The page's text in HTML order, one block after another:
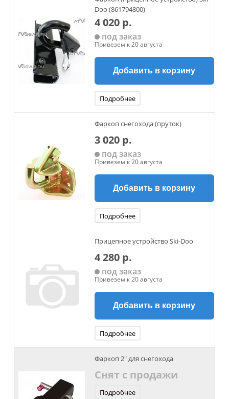
Doo (861794800)
4 020 р.
под заказ
Привезем к 20 августа
Добавить в корзину
Подробнее
Фаркоп снегохода (пруток)
3 020 р.
под заказ
Привезем к 20 августа
Добавить в корзину
Подробнее
Прицепное устройство Ski-Doo
4 280 р.
под заказ
Привезем к 20 августа
Добавить в корзину
Подробнее
Фаркоп 2" для снегохода
Снят с продажи
Подробнее